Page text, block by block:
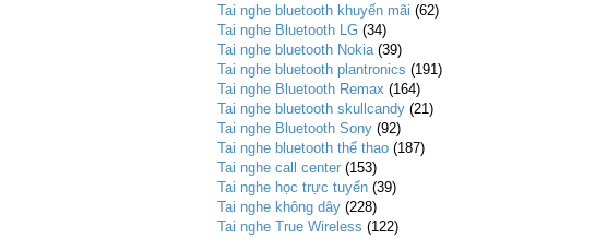
Tai nghe bluetooth khuyến mãi (62)
Tai nghe Bluetooth LG (34)
Tai nghe bluetooth Nokia (39)
Tai nghe bluetooth plantronics (191)
Tai nghe Bluetooth Remax (164)
Tai nghe bluetooth skullcandy (21)
Tai nghe Bluetooth Sony (92)
Tai nghe bluetooth thể thao (187)
Tai nghe call center (153)
Tai nghe học trực tuyến (39)
Tai nghe không dây (228)
Tai nghe True Wireless (122)